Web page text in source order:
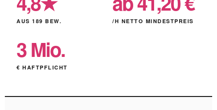
AUS 189 BEW. /H NETTO MINDESTPREIS
3 Mio.
€ HAFTPFLICHT